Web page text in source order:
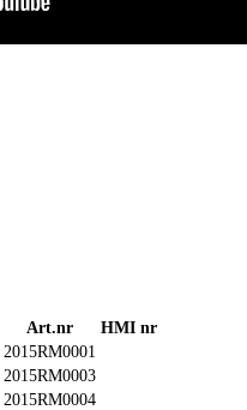
Art.nr
HMI nr
2015RM0001
2015RM0003
2015RM0004